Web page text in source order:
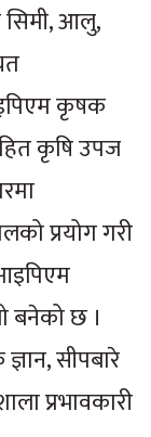
सिमी, आलु,
कृषक
कृषि उपज
प्रयोग गरी
बनेको छ ।
सीपबारे
प्रभावकारी